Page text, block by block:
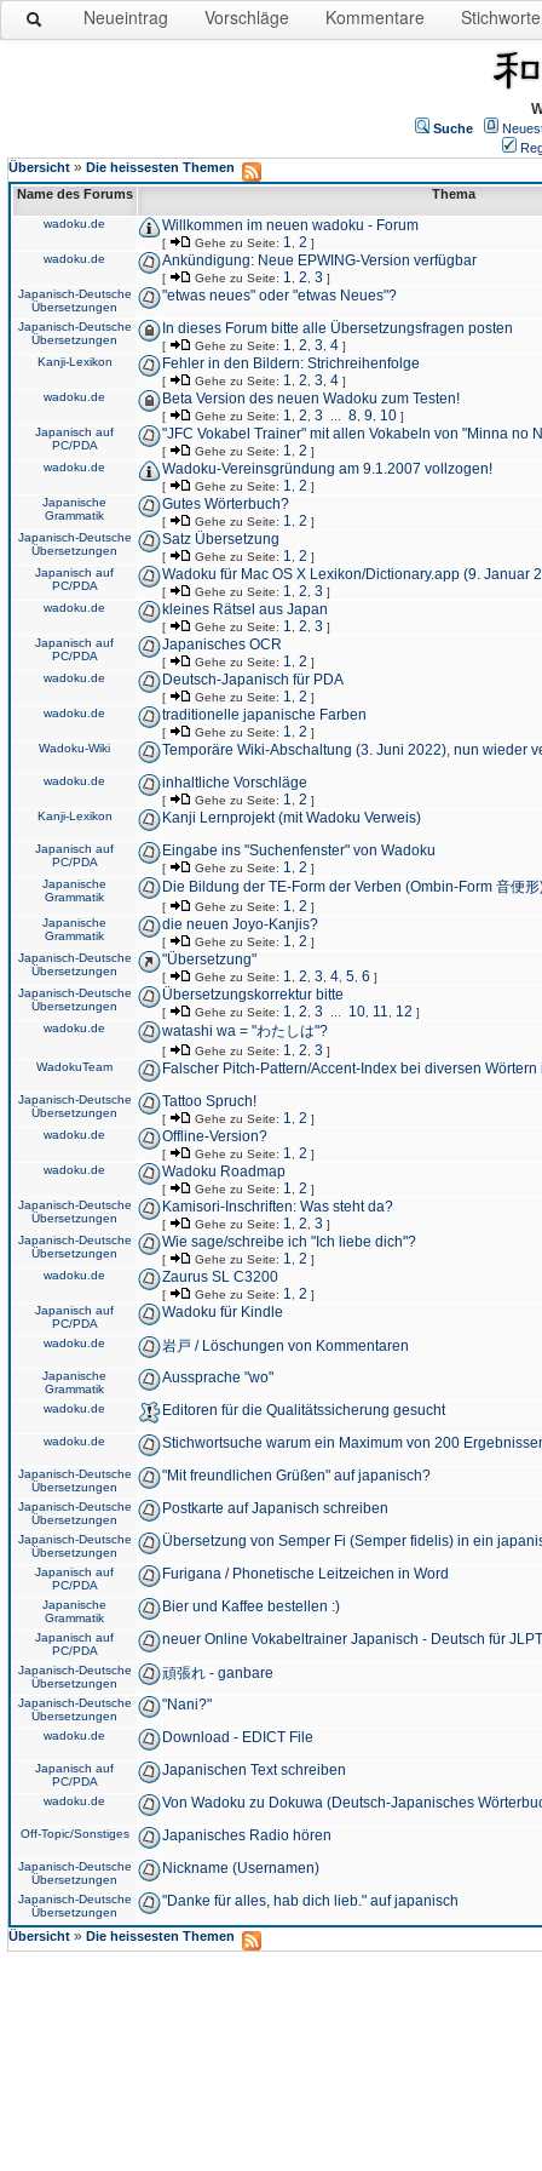
Neueintrag Vorschläge Kommentare Stichworte
Suche
Übersicht » Die heissesten Themen
Name des Forums
Thema
wadoku.de Willkommen im neuen wadoku - Forum
[ Gehe zu Seite: 1 2 ]
wadoku.de
Ankündigung: Neue EPWING-Version verfügbar
[ Gehe zu Seite: 1 2 3 ]
Japanisch-Deutsche
Übersetzungen
"etwas neues" oder "etwas Neues"?
Japanisch-Deutsche
Übersetzungen
In dieses Forum bitte alle Übersetzungsfragen posten
[ Gehe zu Seite: 1 2 3 4 ]
Kanji-Lexikon
Fehler in den Bildern: Strichreihenfolge
[ Gehe zu Seite: 1 2 3 4 ]
wadoku.de
Beta Version des neuen Wadoku zum Testen!
[ Gehe zu Seite: 1 2 3 8 9 10 ]
Japanisch auf
PC/PDA
"JFC Vokabel Trainer" mit allen Vokabeln von "Minna no
[ Gehe zu Seite: 1 2 ]
wadoku.de
Wadoku-Vereinsgründung am 9.1.2007 vollzogen!
[ Gehe zu Seite: 1 2 ]
Japanische
Grammatik
Gutes Wörterbuch?
[ Gehe zu Seite: 1 2 ]
Japanisch-Deutsche
Übersetzungen
Satz Übersetzung
[ Gehe zu Seite: 1 2 ]
Japanisch auf
PC/PDA
Wadoku für Mac OS X Lexikon/Dictionary.app (9. Januar
[ Gehe zu Seite: 1 2 3 ]
wadoku.de
kleines Rätsel aus Japan
[ Gehe zu Seite: 1 2 3 ]
Japanisch auf
PC/PDA
Japanisches OCR
[ Gehe zu Seite: 1 2 ]
wadoku.de
Deutsch-Japanisch für PDA
[ Gehe zu Seite: 1 2 ]
wadoku.de
traditionelle japanische Farben
[ Gehe zu Seite: 1 2 ]
Wadoku-Wiki
Temporäre Wiki-Abschaltung (3. Juni 2022), nun wieder
wadoku.de inhaltliche Vorschläge
[ Gehe zu Seite: 1 2 ]
Kanji-Lexikon
Kanji Lernprojekt (mit Wadoku Verweis)
Japanisch auf
PC/PDA
Eingabe ins "Suchenfenster" von Wadoku
[ Gehe zu Seite: 1 2 ]
Japanische
Grammatik
Die Bildung der TE-Form der Verben (Ombin-Form 音便形
[ Gehe zu Seite: 1 2 ]
Japanische
Grammatik
die neuen Joyo-Kanjis?
[ Gehe zu Seite: 1 2 ]
Japanisch-Deutsche
Übersetzungen
"Übersetzung"
[ Gehe zu Seite: 1 2 3 4 5 6 ]
Japanisch-Deutsche
Übersetzungen
Übersetzungskorrektur bitte
[ Gehe zu Seite: 1 2 3 10 11 12 ]
wadoku.de
watashi wa = "わたしは"?
[ Gehe zu Seite: 1 2 3 ]
WadokuTeam
Falscher Pitch-Pattern/Accent-Index bei diversen
Japanisch-Deutsche
Übersetzungen
Tattoo Spruch!
[ Gehe zu Seite: 1 2 ]
wadoku.de
Offline-Version?
[ Gehe zu Seite: 1 2 ]
wadoku.de
Wadoku Roadmap
[ Gehe zu Seite: 1 2 ]
Japanisch-Deutsche
Übersetzungen
Kamisori-Inschriften: Was steht da?
[ Gehe zu Seite: 1 2 3 ]
Japanisch-Deutsche
Übersetzungen
Wie sage/schreibe ich "Ich liebe dich"?
[ Gehe zu Seite: 1 2 ]
wadoku.de
Zaurus SL C3200
[ Gehe zu Seite: 1 2 ]
Japanisch auf
PC/PDA
Wadoku für Kindle
wadoku.de 岩戸 / Löschungen von Kommentaren
Japanische
Grammatik
Aussprache "wo"
wadoku.de Editoren für die Qualitätssicherung gesucht
wadoku.de Stichwortsuche warum ein Maximum von 200
Japanisch-Deutsche
Übersetzungen
"Mit freundlichen Grüßen" auf japanisch?
Japanisch-Deutsche
Übersetzungen
Postkarte auf Japanisch schreiben
Japanisch-Deutsche
Übersetzungen
Übersetzung von Semper Fi (Semper fidelis) in ein
Japanisch auf
PC/PDA
Furigana / Phonetische Leitzeichen in Word
Japanische
Grammatik
Bier und Kaffee bestellen :)
Japanisch auf
PC/PDA
neuer Online Vokabeltrainer Japanisch - Deutsch für
Japanisch-Deutsche
Übersetzungen
頑張れ - ganbare
Japanisch-Deutsche
Übersetzungen
"Nani?"
wadoku.de Download - EDICT File
Japanisch auf
PC/PDA
Japanischen Text schreiben
wadoku.de Von Wadoku zu Dokuwa (Deutsch-Japanisches
Off-Topic/Sonstiges Japanisches Radio hören
Japanisch-Deutsche
Übersetzungen
Nickname (Usernamen)
Japanisch-Deutsche
Übersetzungen
"Danke für alles, hab dich lieb." auf japanisch
Übersicht » Die heissesten Themen